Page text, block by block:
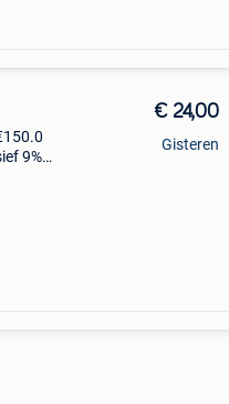
9%
€ 24,00
Gisteren